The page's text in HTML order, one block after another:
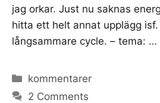
jag orkar. Just nu saknas
hitta ett helt annat upplägg
långsammare cycle. – tema: …
Categories
kommentarer
2 Comments